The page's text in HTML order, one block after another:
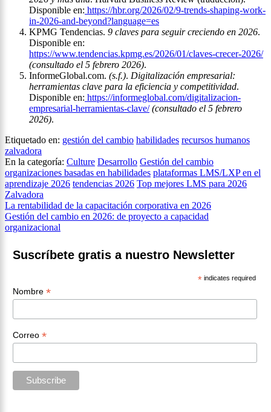
Disponible en: https://hbr.org/2026/02/9-trends-shaping-work-
in-2026-and-beyond?language=es
KPMG Tendencias. 9 claves para seguir creciendo en 2026.
Disponible en:
https://www.tendencias.kpmg.es/2026/01/claves-crecer-2026/
(consultado el 5 febrero 2026).
InformeGlobal.com. (s.f.). Digitalización empresarial:
herramientas clave para la eficiencia y competitividad.
Disponible en: https://informeglobal.com/digitalizacion-
empresarial-herramientas-clave/ (consultado el 5 febrero
2026).
Etiquetado en: gestión del cambio habilidades recursos humanos
zalvadora
En la categoría: Culture Desarrollo Gestión del cambio
organizaciones basadas en habilidades plataformas LMS/LXP en el
aprendizaje 2026 tendencias 2026 Top mejores LMS para 2026
Zalvadora
Navegación
de
La rentabilidad de la capacitación corporativa en 2026
Gestión del cambio en 2026: de proyecto a capacidad
organizacional
Suscríbete gratis a nuestro Newsletter
* indicates required
Nombre *
Correo *